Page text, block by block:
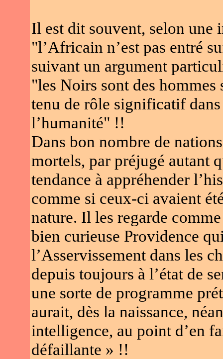
Il est dit souvent, selon une
"l’Africain n’est pas entré
suivant un argument
"les Noirs sont des hommes
tenu de rôle significatif
l’humanité" !!
Dans bon nombre de
mortels, par préjugé autant
tendance à appréhender
comme si ceux-ci avaient
nature. Il les regarde
bien curieuse Providence
l’Asservissement dans les
depuis toujours à l’état de
une sorte de programme
aurait, dès la naissance,
intelligence, au point d’en
défaillante » !!